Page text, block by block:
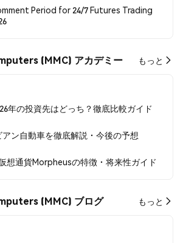
Period for 24/7 Futures Trading
(MMC) アカデミー もっと
年の投資先はどっち？徹底比較ガイド
アン自動車を徹底解説・今後の予想
想通貨Morpheusの特徴・将来性ガイド
(MMC) ブログ もっと